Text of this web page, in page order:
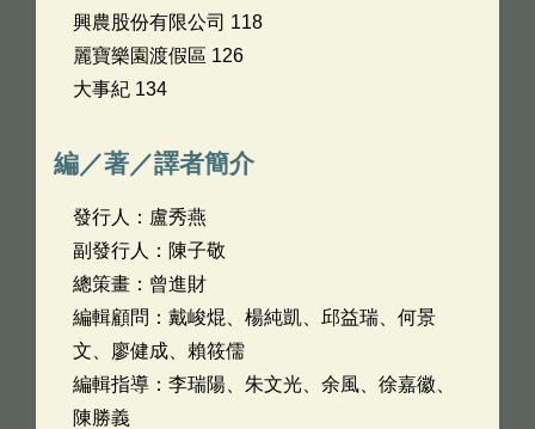
興農股份有限公司 118
麗寶樂園渡假區 126
大事紀 134
編／著／譯者簡介
發行人：盧秀燕
副發行人：陳子敬
總策畫：曾進財
編輯顧問：戴峻焜、楊純凱、邱益瑞、何景
文、廖健成、賴筱儒
編輯指導：李瑞陽、朱文光、余風、徐嘉徽、
陳勝義